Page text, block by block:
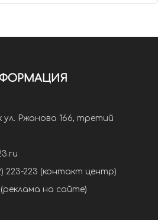
ул. Ржанова 166, третий
223-223 (контакт центр)
(реклама на сайте)